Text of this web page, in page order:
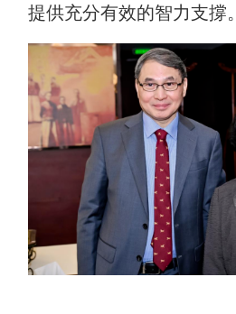
提供充分有效的智力支撐。